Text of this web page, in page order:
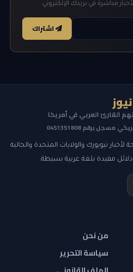
مباشرة في بريدك الإلكتروني
اشتراك
القارئ العربي في أمريكا
برقم 0451351808
نيويورك والولايات المتحدة والجالية
مفيدة بلغة عربية بسيطة.
من نحن
سياسة التحرير